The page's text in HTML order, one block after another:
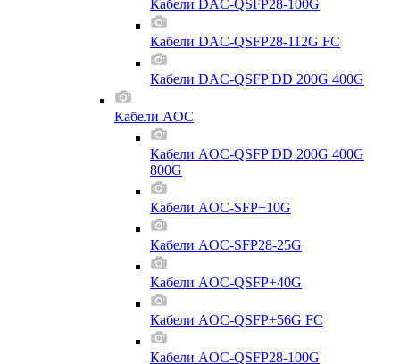
Кабели DAC-QSFP28-100G
Кабели DAC-QSFP28-112G FC
Кабели DAC-QSFP DD 200G 400G
Кабели AOC
Кабели AOC-QSFP DD 200G 400G
800G
Кабели AOC-SFP+10G
Кабели AOC-SFP28-25G
Кабели AOC-QSFP+40G
Кабели AOC-QSFP+56G FC
Кабели AOC-QSFP28-100G